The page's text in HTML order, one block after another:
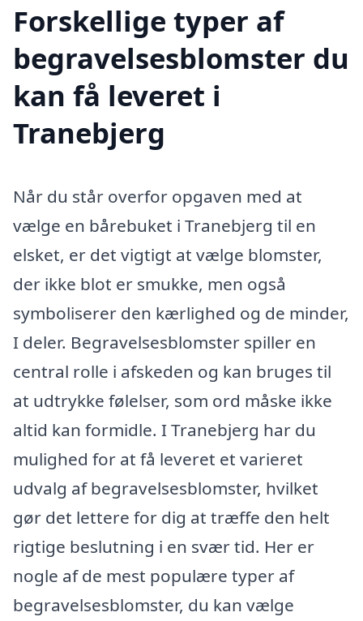
Forskellige typer af
begravelsesblomster du
kan få leveret i
Tranebjerg
Når du står overfor opgaven med at
vælge en bårebuket i Tranebjerg til en
elsket, er det vigtigt at vælge blomster,
der ikke blot er smukke, men også
symboliserer den kærlighed og de minder,
I deler. Begravelsesblomster spiller en
central rolle i afskeden og kan bruges til
at udtrykke følelser, som ord måske ikke
altid kan formidle. I Tranebjerg har du
mulighed for at få leveret et varieret
udvalg af begravelsesblomster, hvilket
gør det lettere for dig at træffe den helt
rigtige beslutning i en svær tid. Her er
nogle af de mest populære typer af
begravelsesblomster, du kan vælge